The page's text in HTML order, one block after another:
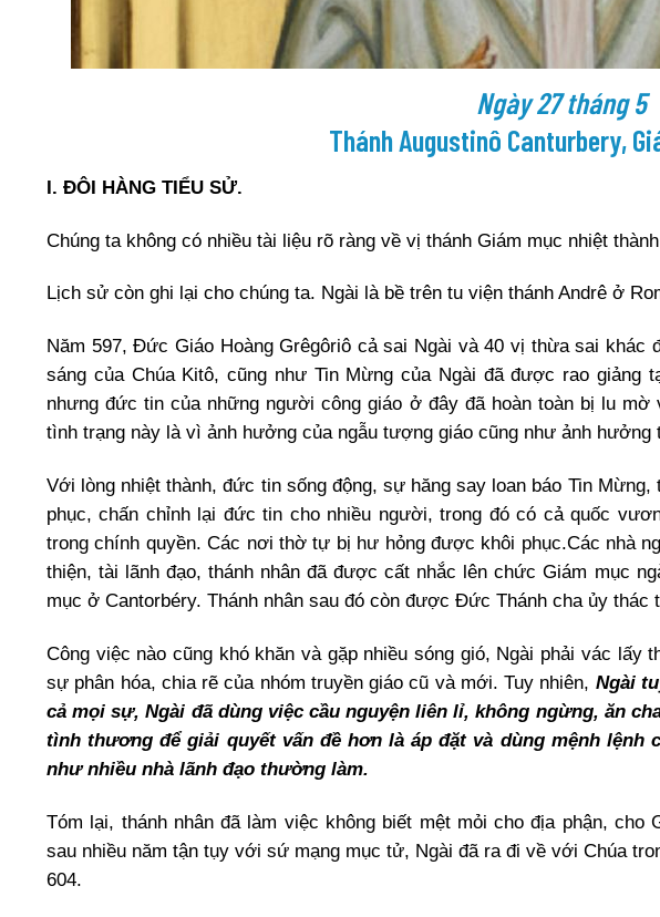
Ngày 27 tháng 5
Thánh Augustinô Canturbery,
I. ĐÔI HÀNG TIỂU SỬ.
Chúng ta không có nhiều tài liệu rõ ràng về vị thánh Giám mục nhiệt
Lịch sử còn ghi lại cho chúng ta. Ngài là bề trên tu viện thánh Andrê ở
Năm 597, Đức Giáo Hoàng Grêgôriô cả sai Ngài và 40 vị thừa sai
sáng của Chúa Kitô, cũng như Tin Mừng của Ngài đã được rao giảng
nhưng đức tin của những người công giáo ở đây đã hoàn toàn bị lu
tình trạng này là vì ảnh hưởng của ngẫu tượng giáo cũng như ảnh
Với lòng nhiệt thành, đức tin sống động, sự hăng say loan báo Tin
phục, chấn chỉnh lại đức tin cho nhiều người, trong đó có cả quốc
trong chính quyền. Các nơi thờ tự bị hư hỏng được khôi phục.Các nhà
thiện, tài lãnh đạo, thánh nhân đã được cất nhắc lên chức Giám mục
mục ở Cantorbéry. Thánh nhân sau đó còn được Đức Thánh cha ủy thác
Công việc nào cũng khó khăn và gặp nhiều sóng gió, Ngài phải vác lấy
sự phân hóa, chia rẽ của nhóm truyền giáo cũ và mới. Tuy nhiên, Ngài
cả mọi sự, Ngài đã dùng việc cầu nguyện liên lỉ, không ngừng, ăn
tình thương để giải quyết vấn đề hơn là áp đặt và dùng mệnh lệnh
như nhiều nhà lãnh đạo thường làm.
Tóm lại, thánh nhân đã làm việc không biết mệt mỏi cho địa phận,
sau nhiều năm tận tụy với sứ mạng mục tử, Ngài đã ra đi về với Chúa
604.